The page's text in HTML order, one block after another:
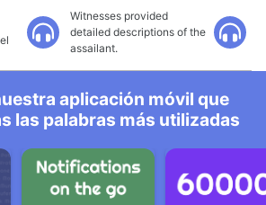
Witnesses provided
detailed descriptions of the
assailant.
aplicación móvil que
las palabras más utilizadas